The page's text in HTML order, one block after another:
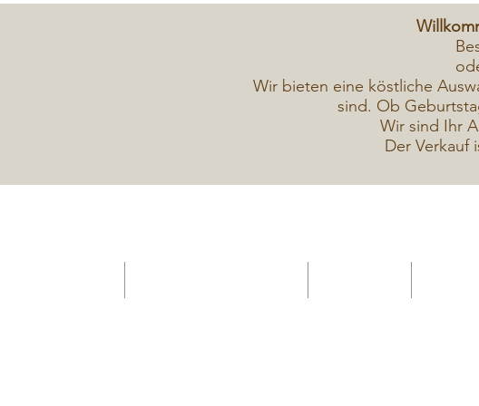
Wir bieten eine köstliche A
sind. Ob
Wir sind Ihr
Der Verkauf